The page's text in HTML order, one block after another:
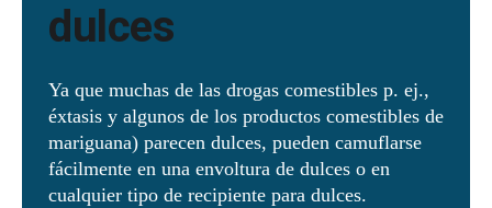
dulces
Ya que muchas de las drogas comestibles p. ej.,
éxtasis y algunos de los productos comestibles de
mariguana) parecen dulces, pueden camuflarse
fácilmente en una envoltura de dulces o en
cualquier tipo de recipiente para dulces.